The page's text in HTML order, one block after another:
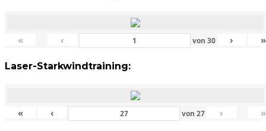
« ‹ von 30 › »
Laser-Starkwindtraining:
« ‹ von27 › »